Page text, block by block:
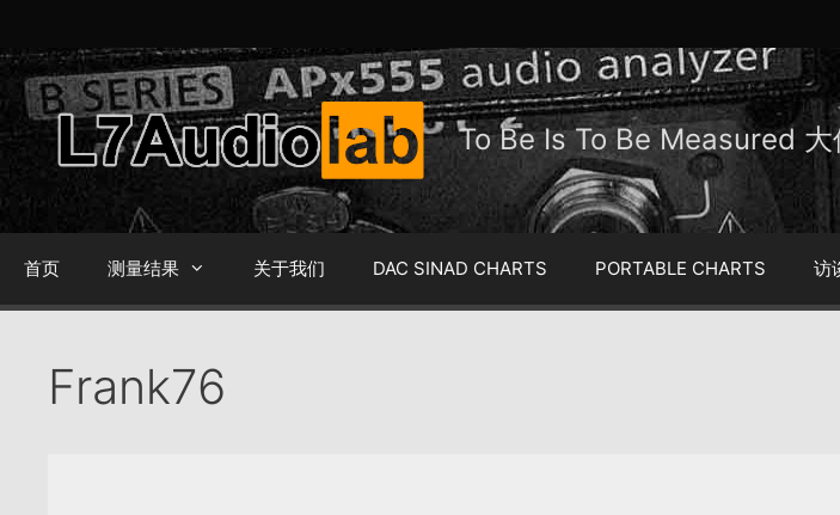
内
容
To Be Is To Be Measured
首页 测量结果 关于我们 DAC SINAD CHARTS PORTABLE CHARTS 访
Frank76